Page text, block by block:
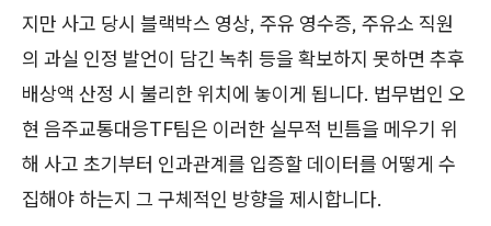
지만 사고 당시 블랙박스 영상, 주유 영수증, 주유소 직원
의 과실 인정 발언이 담긴 녹취 등을 확보하지 못하면 추후
배상액 산정 시 불리한 위치에 놓이게 됩니다. 법무법인 오
현 음주교통대응TF팀은 이러한 실무적 빈틈을 메우기 위
해 사고 초기부터 인과관계를 입증할 데이터를 어떻게 수
집해야 하는지 그 구체적인 방향을 제시합니다.